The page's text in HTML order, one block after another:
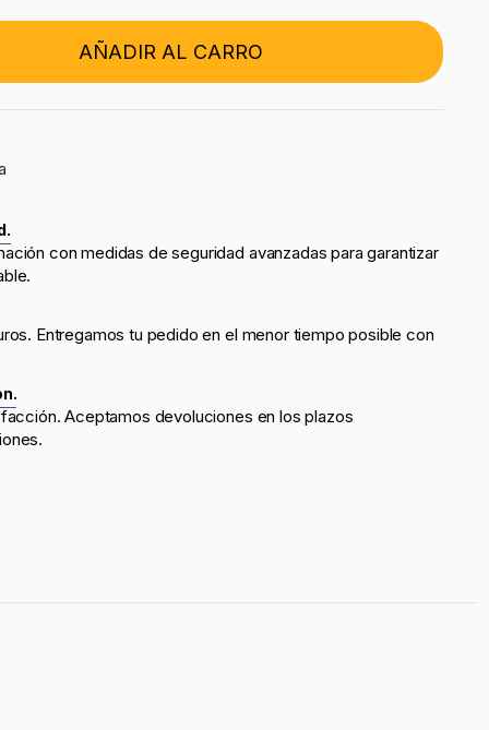
AÑADIR AL CARRO
con medidas de seguridad avanzadas para garantizar
Entregamos tu pedido en el menor tiempo posible con
Aceptamos devoluciones en los plazos